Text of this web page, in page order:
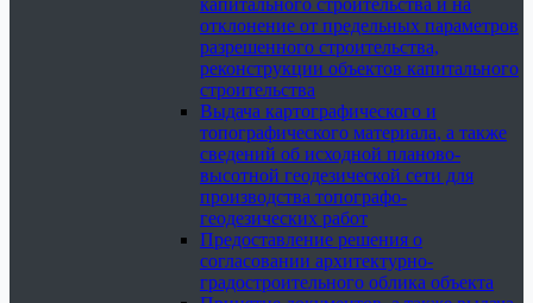
капитального строительства и на
отклонение от предельных параметров
разрешенного строительства,
реконструкции объектов капитального
строительства
Выдача картографического и
топографического материала, а также
сведений об исходной планово-
высотной геодезической сети для
производства топографо-
геодезических работ
Предоставление решения о
согласовании архитектурно-
градостроительного облика объекта